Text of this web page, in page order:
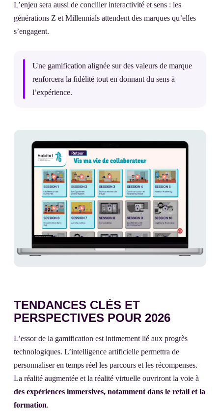
L’enjeu sera aussi de concilier interactivité et sens : les
générations Z et Millennials attendent des marques qu’elles
s’engagent.
Une gamification alignée sur des valeurs de marque
renforcera la fidélité tout en donnant du sens à
l’expérience.
TENDANCES CLÉS ET
PERSPECTIVES POUR 2026
L’essor de la gamification est intimement lié aux progrès
technologiques. L’intelligence artificielle permettra de
personnaliser en temps réel les parcours et les récompenses.
La réalité augmentée et la réalité virtuelle ouvriront la voie à
des expériences immersives, notamment dans le retail et la
formation.